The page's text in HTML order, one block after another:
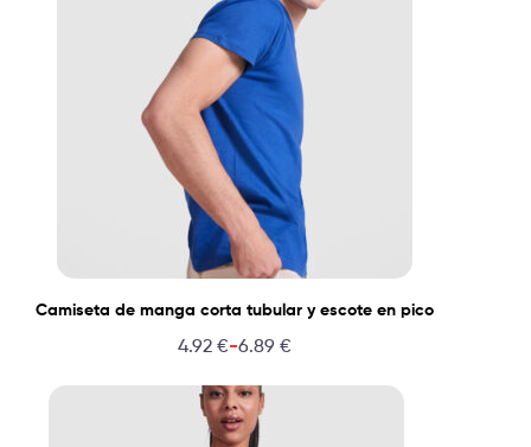
Camiseta de manga corta tubular y escote en pico
4.92 €-6.89 €